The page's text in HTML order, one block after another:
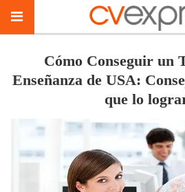
Cómo Conseguir un
Enseñanza de USA:
que lo